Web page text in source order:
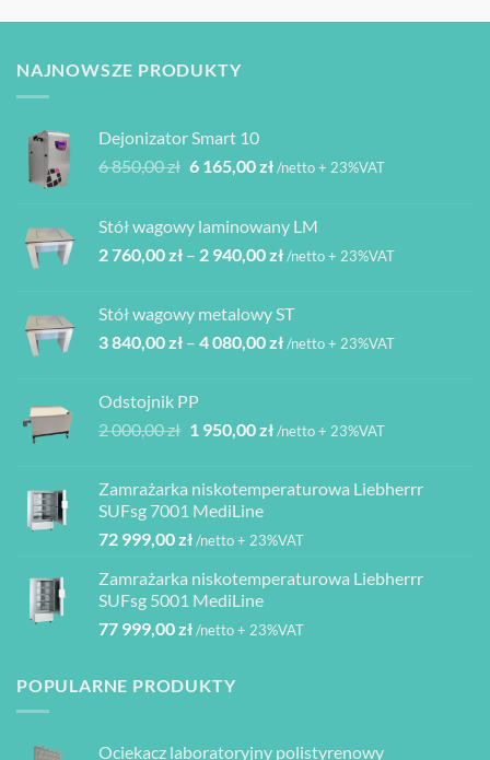
NAJNOWSZE PRODUKTY
Dejonizator Smart 10
6 850,00zł Pierwotna
6
850,00 zł.
6 165,00złAktualna
6
165,00 zł.
/netto + 23%VAT
Stół wagowy laminowany LM
2 760,00zł – 2 940,00złZakres
2
760,00 zł
/netto + 23%VAT
Stół wagowy metalowy ST
3 840,00zł – 4 080,00złZakres
840,00 zł
080,00 zł
/netto + 23%VAT
Odstojnik PP
2 000,00zł Pierwotna
2
000,00 zł.
1 950,00złAktualna
1
/netto + 23%VAT
Zamrażarka niskotemperaturowa Liebherrr
SUFsg 7001 MediLine
72 999,00zł/netto + 23%VAT
Zamrażarka niskotemperaturowa Liebherrr
SUFsg 5001 MediLine
77 999,00zł/netto + 23%VAT
POPULARNE PRODUKTY
Ociekacz laboratoryjny polistyrenowy